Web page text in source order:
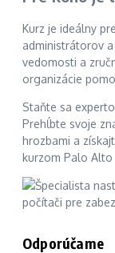
Kurz je ideálny
administrátorov
vedomosti a
organizácie
Staňte sa
Prehĺbte svoje
hrozbami a
kurzom Palo
Odporúčame